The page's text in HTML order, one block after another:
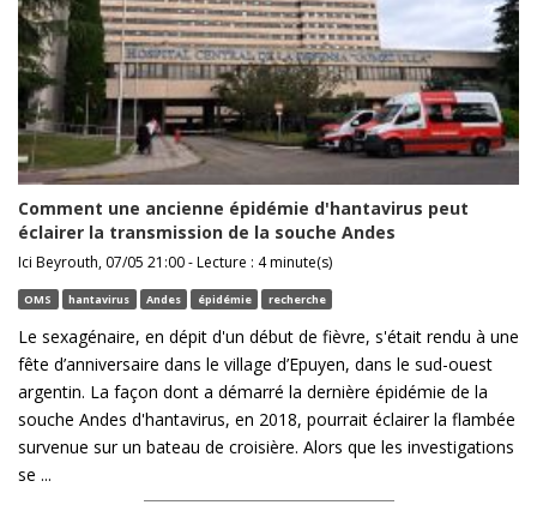
Comment une ancienne épidémie d'hantavirus peut
éclairer la transmission de la souche Andes
Ici Beyrouth, 07/05 21:00 - Lecture : 4 minute(s)
OMS hantavirus Andes épidémie recherche
Le sexagénaire, en dépit d'un début de fièvre, s'était rendu à une
fête d’anniversaire dans le village d’Epuyen, dans le sud-ouest
argentin. La façon dont a démarré la dernière épidémie de la
souche Andes d'hantavirus, en 2018, pourrait éclairer la flambée
survenue sur un bateau de croisière. Alors que les investigations
se ...